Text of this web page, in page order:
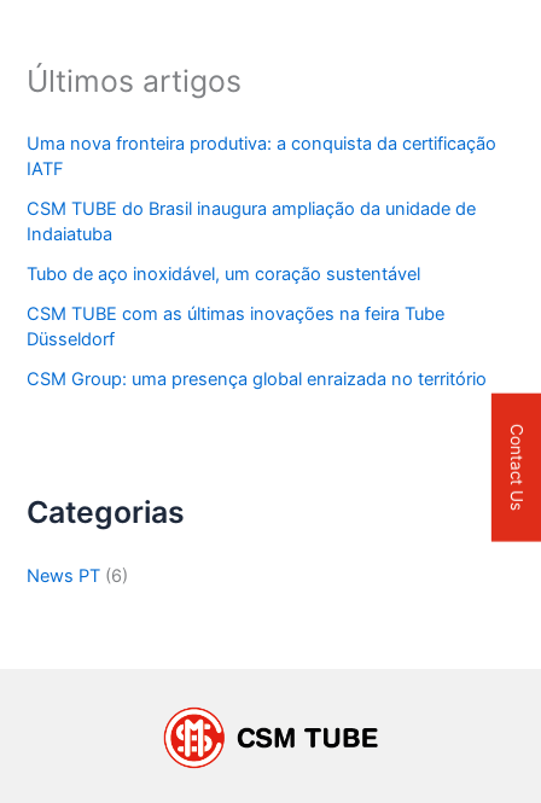
s
p
o
:
Últimos artigos
Uma nova fronteira produtiva: a conquista da certificação
IATF
CSM TUBE do Brasil inaugura ampliação da unidade de
Indaiatuba
Tubo de aço inoxidável, um coração sustentável
CSM TUBE com as últimas inovações na feira Tube
Düsseldorf
CSM Group: uma presença global enraizada no território
Categorias
News PT (6)
Contact Us